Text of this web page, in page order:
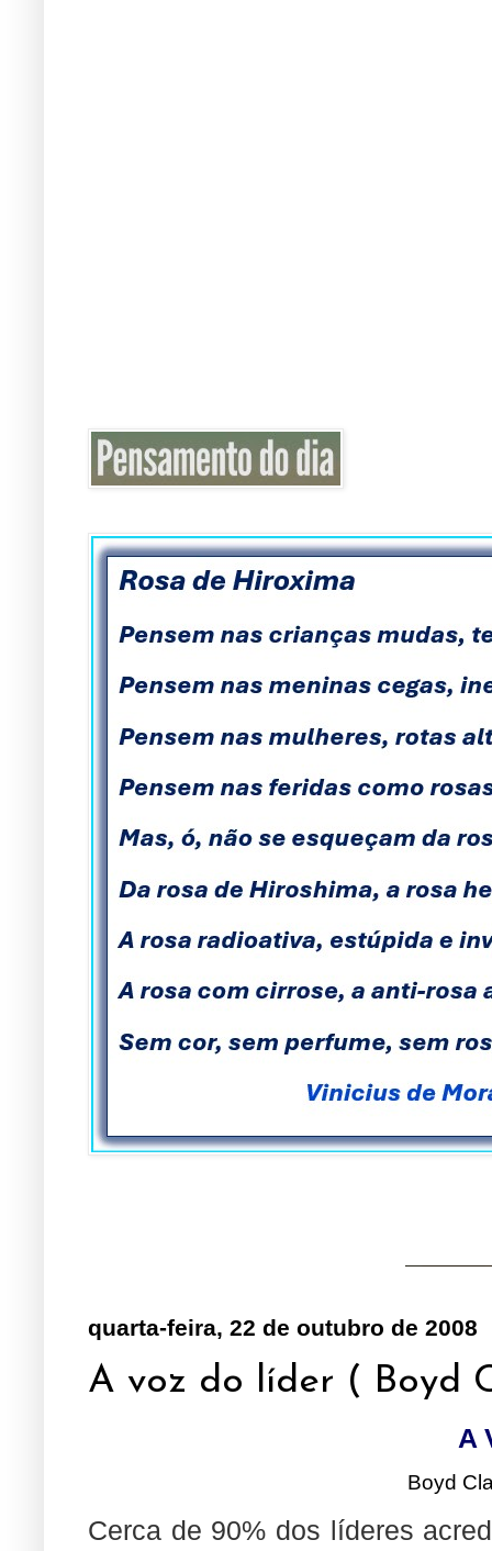
quarta-feira, 22 de outubro de 2008
A voz do líder ( Boyd
A
Boyd
Cerca de 90% dos líderes